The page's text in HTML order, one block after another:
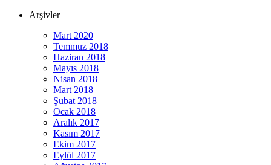
Arşivler
Mart 2020
Temmuz 2018
Haziran 2018
Mayıs 2018
Nisan 2018
Mart 2018
Şubat 2018
Ocak 2018
Aralık 2017
Kasım 2017
Ekim 2017
Eylül 2017